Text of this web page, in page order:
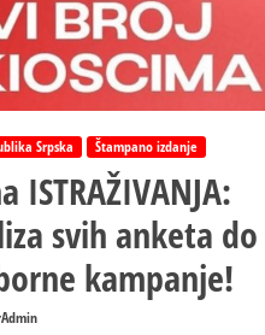
Srpska Štampano izdanje
ISTRAŽIVANJA:
svih anketa do
kampanje!